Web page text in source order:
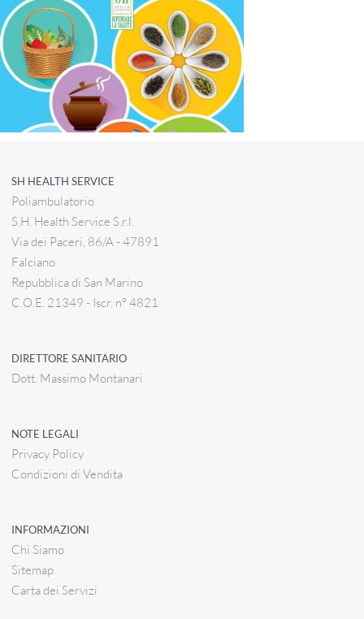
SH HEALTH SERVICE
Poliambulatorio
S.H. Health Service S.r.l.
Via dei Paceri, 86/A - 47891
Falciano
Repubblica di San Marino
C.O.E. 21349 - Iscr. n° 4821
DIRETTORE SANITARIO
Dott. Massimo Montanari
NOTE LEGALI
Privacy Policy
Condizioni di Vendita
INFORMAZIONI
Chi Siamo
Sitemap
Carta dei Servizi